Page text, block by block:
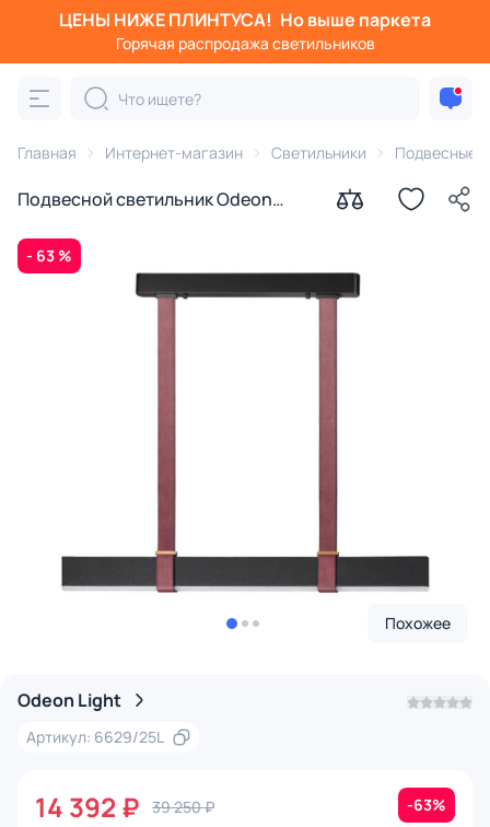
ЦЕНЫ НИЖЕ ПЛИНТУСА! Но выше паркета
Горячая распродажа светильников
Главная Интернет-магазин Светильники Подвесные
Подвесной светильник Odeon
220V 6629/25L
- 63 %
Похожее
Odeon Light
Артикул: 6629/25L
14 392 ₽ 39 250 ₽ -63%